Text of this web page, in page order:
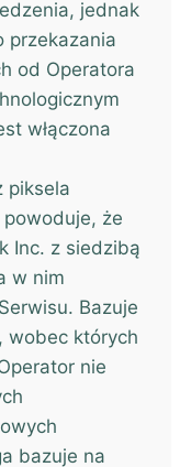
jednak
przekazania
od Operatora
włączona
piksela
że
Inc. z siedzibą
w nim
Bazuje
wobec których
nie
bazuje na